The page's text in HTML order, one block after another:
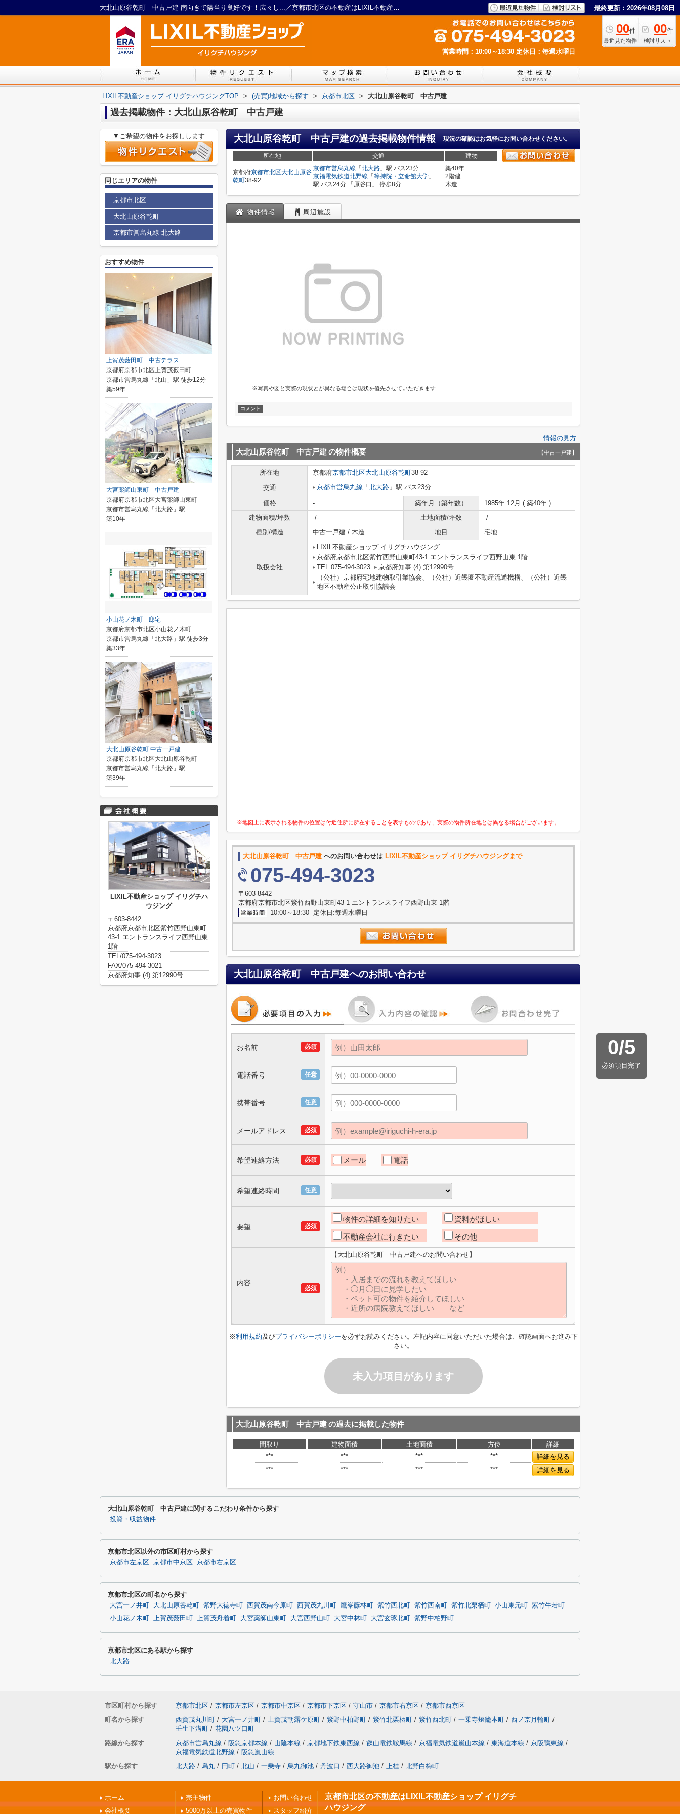
大北山原谷乾町 中古戸建 南向きで陽当り良好です！広々し...／京都市北区の不動産はLIXIL不動産ショップ イリグチハウジング 最終更新：2026年08月08日
00件
最近見た物件
00件
検討リスト
営業時間：10:00～18:30 定休日：毎週水曜日
LIXIL不動産ショップ イリグチハウジングTOP > (売買)地域から探す > 京都市北区 > 大北山原谷乾町 中古戸建
過去掲載物件：大北山原谷乾町 中古戸建
大北山原谷乾町 中古戸建の過去掲載物件情報 現況の確認はお気軽にお問い合わせください。
所在地 交通 建物
京都府京都市北区大北山原谷
乾町38-92
京都市営烏丸線 「 北大路 」駅 バス23分
京福電気鉄道北野線 「 等持院・立命館大学 」
駅 バス24分 「原谷口」 停歩8分
築40年
2階建
木造
物件情報 周辺施設
※写真や図と実際の現状とが異なる場合は現状を優先させていただきます
コメント
情報の見方
大北山原谷乾町 中古戸建の物件概要 【中古一戸建】
所在地 京都府京都市北区大北山原谷乾町38-92
交通
京都市営烏丸線 「 北大路 」駅 バス23分
価格 - 築年月（築年数）
1985年 12月 ( 築40年 )
建物面積/坪数
-/- 土地面積/坪数
-/-
種別/構造
中古一戸建 / 木造 地目 宅地
取扱会社
LIXIL不動産ショップ イリグチハウジング
京都府京都市北区紫竹西野山東町43-1 エントランスライフ西野山東 1階
TEL:075-494-3023
京都府知事 (4) 第12990号
（公社）京都府宅地建物取引業協会、（公社）近畿圏不動産流通機構、（公社）近畿
地区不動産公正取引協議会
※地図上に表示される物件の位置は付近住所に所在することを表すものであり、実際の物件所在地とは異なる場合がございます。
大北山原谷乾町 中古戸建 へのお問い合わせは LIXIL不動産ショップ イリグチハウジングまで
075-494-3023
〒603-8442
京都府京都市北区紫竹西野山東町43-1 エントランスライフ西野山東 1階
10:00～18:30 定休日:毎週水曜日
大北山原谷乾町 中古戸建へのお問い合わせ
0/5
必須項目完了
必須
お名前
任意
電話番号
任意
携帯番号
必須
メールアドレス
必須
希望連絡方法 メール 電話
任意
希望連絡時間
必須
要望
物件の詳細を知りたい 資料がほしい
不動産会社に行きたい その他
必須
内容
【大北山原谷乾町 中古戸建へのお問い合わせ】
※利用規約及びプライバシーポリシーを必ずお読みください。左記内容に同意いただいた場合は、確認画面へお進み下
さい。
未入力項目があります
大北山原谷乾町 中古戸建の過去に掲載した物件
間取り 建物面積 土地面積 方位
詳細
***
*** *** ***
詳細を見る
***
*** *** *** 詳細を見る
▼ご希望の物件をお探しします
同じエリアの物件
京都市北区
大北山原谷乾町
京都市営烏丸線 北大路
おすすめ物件
上賀茂薮田町 中古テラス
京都府京都市北区上賀茂薮田町
京都市営烏丸線「北山」駅 徒歩12分
築59年
大宮薬師山東町 中古戸建
京都府京都市北区大宮薬師山東町
京都市営烏丸線「北大路」駅
築10年
小山花ノ木町 邸宅
京都府京都市北区小山花ノ木町
京都市営烏丸線「北大路」駅 徒歩3分
築33年
大北山原谷乾町 中古一戸建
京都府京都市北区大北山原谷乾町
京都市営烏丸線「北大路」駅
築39年
LIXIL不動産ショップ イリグチハ
ウジング
〒603-8442
京都府京都市北区紫竹西野山東町
43-1 エントランスライフ西野山東
1階
TEL/075-494-3023
FAX/075-494-3021
京都府知事 (4) 第12990号
大北山原谷乾町 中古戸建に関するこだわり条件から探す
投資・収益物件
京都市北区以外の市区町村から探す
京都市左京区 京都市中京区 京都市右京区
京都市北区の町名から探す
大宮一ノ井町 大北山原谷乾町 紫野大徳寺町 西賀茂南今原町 西賀茂丸川町 鷹峯藤林町 紫竹西北町 紫竹西南町 紫竹北栗栖町 小山東元町
紫竹牛若町
小山花ノ木町
上賀茂薮田町 上賀茂舟着町 大宮薬師山東町 大宮西野山町 大宮中林町 大宮玄琢北町 紫野中柏野町
京都市北区にある駅から探す
北大路
市区町村から探す 京都市北区 / 京都市左京区 / 京都市中京区 / 京都市下京区 / 守山市 / 京都市右京区 / 京都市西京区
町名から探す
西賀茂丸川町 / 大宮一ノ井町 / 上賀茂朝露ケ原町 / 紫野中柏野町 / 紫竹北栗栖町 / 紫竹西北町 / 一乗寺燈籠本町 / 西ノ京月輪町 /
壬生下溝町 / 花園八ツ口町
路線から探す
京都市営烏丸線 / 阪急京都本線 / 山陰本線 / 京都地下鉄東西線 / 叡山電鉄鞍馬線 / 京福電気鉄道嵐山本線 / 東海道本線 / 京阪鴨東線 /
京福電気鉄道北野線 / 阪急嵐山線
駅から探す
北大路 / 烏丸 / 円町 / 北山 / 一乗寺 / 烏丸御池 / 丹波口 / 西大路御池 / 上桂 / 北野白梅町
ホーム
会社概要
売主物件
5000万以上の売買物件
お問い合わせ
スタッフ紹介
京都市北区の不動産はLIXIL不動産ショップ イリグチ
ハウジング